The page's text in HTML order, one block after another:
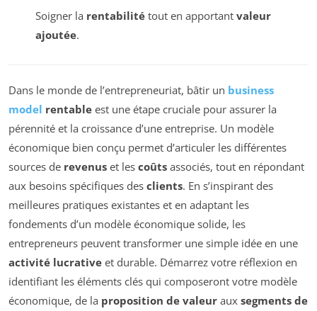
Soigner la rentabilitétout en apportant valeur
ajoutée.
Dans le monde de l’entrepreneuriat, bâtir un business
model rentable est une étape cruciale pour assurer la
pérennité et la croissance d’une entreprise. Un modèle
économique bien conçu permet d’articuler les différentes
sources de revenus et les coûts associés, tout en répondant
aux besoins spécifiques des clients. En s’inspirant des
meilleures pratiques existantes et en adaptant les
fondements d’un modèle économique solide, les
entrepreneurs peuvent transformer une simple idée en une
activité lucrative et durable. Démarrez votre réflexion en
identifiant les éléments clés qui composeront votre modèle
économique, de la proposition de valeur aux segments de